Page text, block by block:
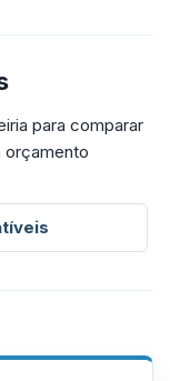
para comparar
orçamento